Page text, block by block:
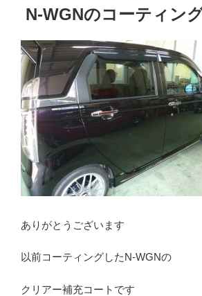
稿
日:N-WGNのコーティン
ありがとうございます
以前コーティングしたN-WGNの
クリアー補充コートです